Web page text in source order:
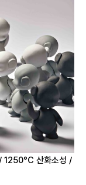
산화소성 /